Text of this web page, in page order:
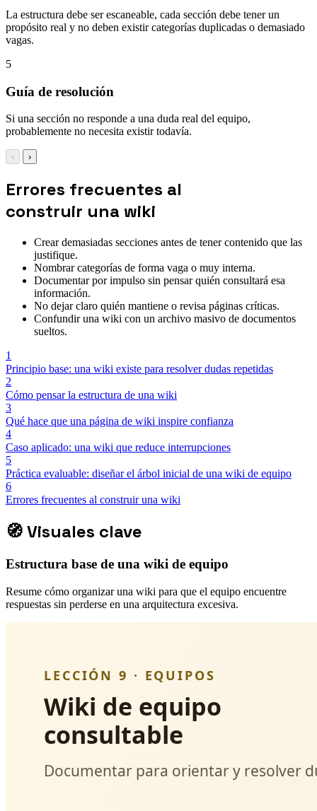
La estructura debe ser escaneable, cada sección debe tener un
propósito real y no deben existir categorías duplicadas o demasiado
vagas.
5
Guía de resolución
Si una sección no responde a una duda real del equipo,
probablemente no necesita existir todavía.
‹ ›
Errores frecuentes al
construir una wiki
Crear demasiadas secciones antes de tener contenido que las
justifique.
Nombrar categorías de forma vaga o muy interna.
Documentar por impulso sin pensar quién consultará esa
información.
No dejar claro quién mantiene o revisa páginas críticas.
Confundir una wiki con un archivo masivo de documentos
sueltos.
1
Principio base: una wiki existe para resolver dudas repetidas
2
Cómo pensar la estructura de una wiki
3
Qué hace que una página de wiki inspire confianza
4
Caso aplicado: una wiki que reduce interrupciones
5
Práctica evaluable: diseñar el árbol inicial de una wiki de equipo
6
Errores frecuentes al construir una wiki
🧭Visuales clave
Estructura base de una wiki de equipo
Resume cómo organizar una wiki para que el equipo encuentre
respuestas sin perderse en una arquitectura excesiva.